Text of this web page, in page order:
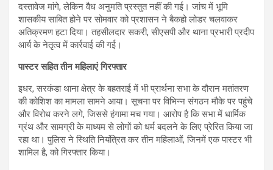
दस्तावेज मांगे, लेकिन वैध अनुमति प्रस्तुत नहीं की गई। जांच में भूमि
शासकीय साबित होने पर सोमवार को प्रशासन ने बैकहो लोडर चलवाकर
अतिक्रमण हटा दिया। तहसीलदार सकरी, सीएसपी और थाना प्रभारी प्रदीप
आर्य के नेतृत्व में कार्रवाई की गई।
पास्टर सहित तीन महिलाएं गिरफ्तार
इधर, सरकंडा थाना क्षेत्र के बहतराई में भी प्रार्थना सभा के दौरान मतांतरण
की कोशिश का मामला सामने आया। सूचना पर विभिन्न संगठन मौके पर पहुंचे
और विरोध करने लगे, जिससे हंगामा मच गया। आरोप है कि सभा में धार्मिक
ग्रंथ और सामग्री के माध्यम से लोगों को धर्म बदलने के लिए प्रेरित किया जा
रहा था। पुलिस ने स्थिति नियंत्रित कर तीन महिलाओं, जिनमें एक पास्टर भी
शामिल है, को गिरफ्तार किया।